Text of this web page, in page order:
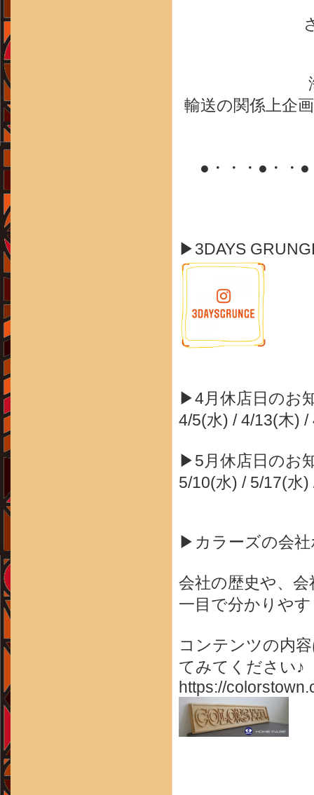
輸送の関係上企
●・・・●・・
▶3DAYS
▶4月休店日のお
4/5(水) / 4/13(木)
▶5月休店日のお
5/10(水) / 5/17(水)
▶カラーズの会
会社の歴史や、
一目で分かりや
コンテンツの内
てみてください♪
https://